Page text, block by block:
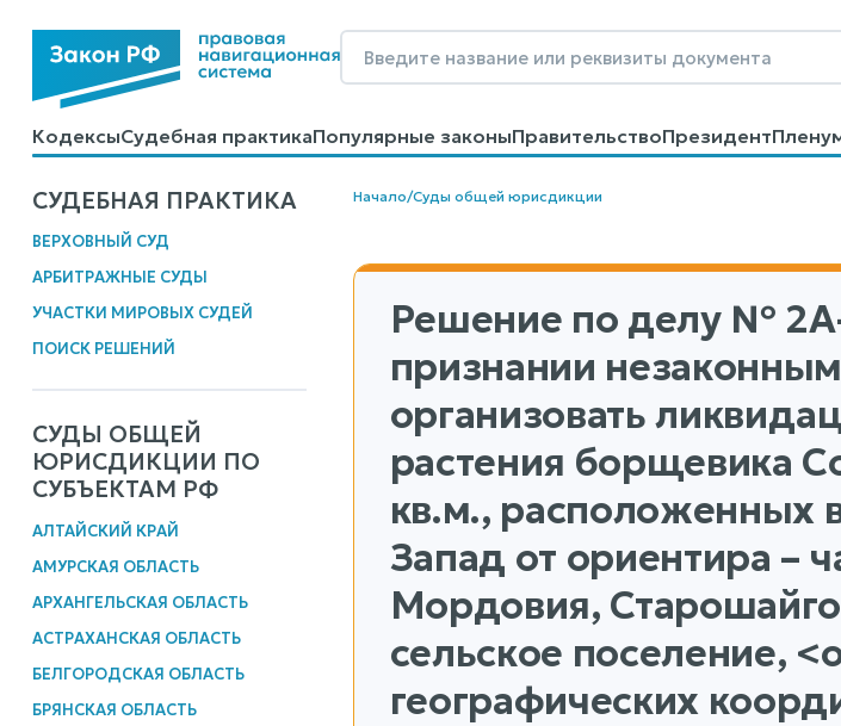
КодексыСудебная практикаПопулярные законыПравительствоПрезидент
КалькуляторыСправочные материалыОбразцы договоровКонтактыПомощь
СУДЕБНАЯ ПРАКТИКА
ВЕРХОВНЫЙ СУД
АРБИТРАЖНЫЕ СУДЫ
УЧАСТКИ МИРОВЫХ СУДЕЙ
ПОИСК РЕШЕНИЙ
СУДЫ ОБЩЕЙ
ЮРИСДИКЦИИ ПО
СУБЪЕКТАМ РФ
АЛТАЙСКИЙ КРАЙ
АМУРСКАЯ ОБЛАСТЬ
АРХАНГЕЛЬСКАЯ ОБЛАСТЬ
АСТРАХАНСКАЯ ОБЛАСТЬ
БЕЛГОРОДСКАЯ ОБЛАСТЬ
БРЯНСКАЯ ОБЛАСТЬ
Начало/Суды общей юрисдикции
Решение по делу №
признании
организовать
растения борщевика
кв.м., расположенных
Запад от ориентира –
Мордовия,
сельское поселение,
географических